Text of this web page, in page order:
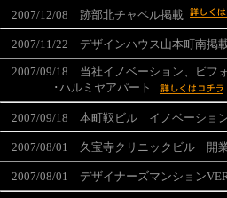
2007/12/08 跡部北チャペル掲載
2007/11/22 デザインハウス山本町南掲
2007/09/18 当社イノベーション、ビフ
･ハルミヤアパート
2007/09/18 本町靫ビル イノベーショ
2007/08/01 久宝寺クリニックビル 開
2007/08/01 デザイナーズマンション